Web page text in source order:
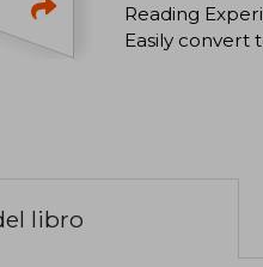
Reading
Easily convert
libro